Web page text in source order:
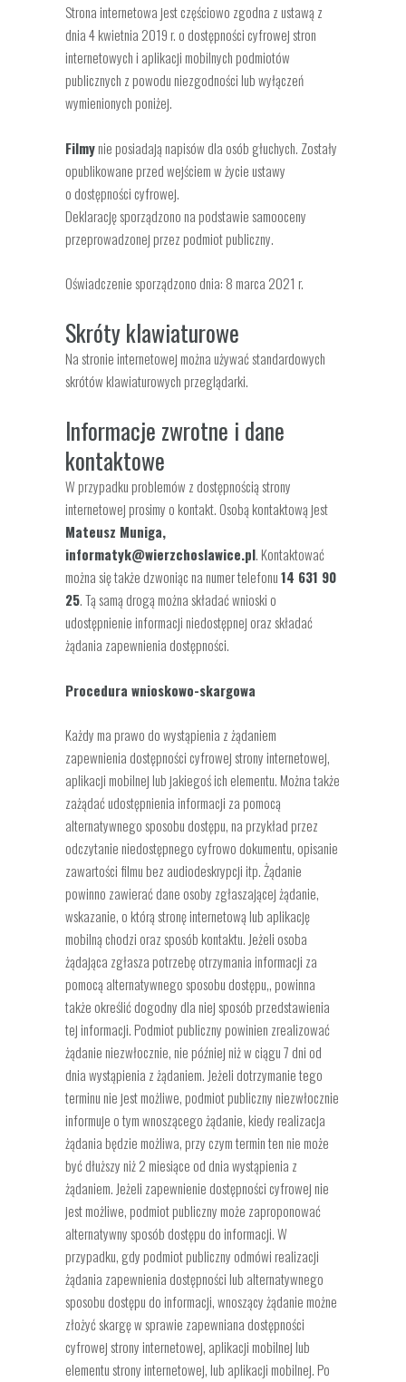
Strona internetowa jest częściowo zgodna z ustawą z
dnia 4 kwietnia 2019 r. o dostępności cyfrowej stron
internetowych i aplikacji mobilnych podmiotów
publicznych z powodu niezgodności lub wyłączeń
wymienionych poniżej.
Filmynie posiadają napisów dla osób głuchych. Zostały
opublikowane przed wejściem w życie ustawy
o dostępności cyfrowej.
Deklarację sporządzono na podstawie samooceny
przeprowadzonej przez podmiot publiczny.
Oświadczenie sporządzono dnia: 8 marca 2021 r.
Skróty klawiaturowe
Na stronie internetowej można używać standardowych
skrótów klawiaturowych przeglądarki.
Informacje zwrotne i dane
kontaktowe
W przypadku problemów z dostępnością strony
internetowej prosimy o kontakt. Osobą kontaktową jest
Mateusz Muniga,
informatyk@wierzchoslawice.pl. Kontaktować
można się także dzwoniąc na numer telefonu14 631 90
25. Tą samą drogą można składać wnioski o
udostępnienie informacji niedostępnej oraz składać
żądania zapewnienia dostępności.
Procedura wnioskowo-skargowa
Każdy ma prawo do wystąpienia z żądaniem
zapewnienia dostępności cyfrowej strony internetowej,
aplikacji mobilnej lub jakiegoś ich elementu. Można także
zażądać udostępnienia informacji za pomocą
alternatywnego sposobu dostępu, na przykład przez
odczytanie niedostępnego cyfrowo dokumentu, opisanie
zawartości filmu bez audiodeskrypcji itp. Żądanie
powinno zawierać dane osoby zgłaszającej żądanie,
wskazanie, o którą stronę internetową lub aplikację
mobilną chodzi oraz sposób kontaktu. Jeżeli osoba
żądająca zgłasza potrzebę otrzymania informacji za
pomocą alternatywnego sposobu dostępu,, powinna
także określić dogodny dla niej sposób przedstawienia
tej informacji. Podmiot publiczny powinien zrealizować
żądanie niezwłocznie, nie później niż w ciągu 7 dni od
dnia wystąpienia z żądaniem. Jeżeli dotrzymanie tego
terminu nie jest możliwe, podmiot publiczny niezwłocznie
informuje o tym wnoszącego żądanie, kiedy realizacja
żądania będzie możliwa, przy czym termin ten nie może
być dłuższy niż 2 miesiące od dnia wystąpienia z
żądaniem. Jeżeli zapewnienie dostępności cyfrowej nie
jest możliwe, podmiot publiczny może zaproponować
alternatywny sposób dostępu do informacji. W
przypadku, gdy podmiot publiczny odmówi realizacji
żądania zapewnienia dostępności lub alternatywnego
sposobu dostępu do informacji, wnoszący żądanie możne
złożyć skargę w sprawie zapewniana dostępności
cyfrowej strony internetowej, aplikacji mobilnej lub
elementu strony internetowej, lub aplikacji mobilnej. Po